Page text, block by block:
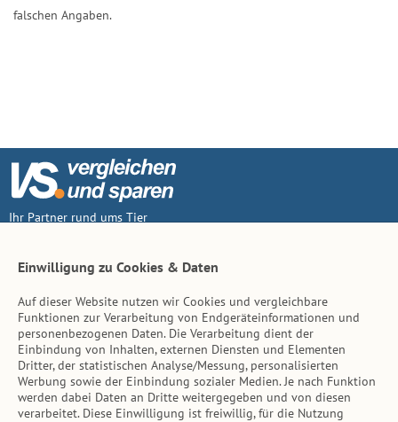
falschen Angaben.
Ihr Partner rund ums Tier
Inhalt
Tierarzt-Suche
Hinweise
Einwilligung zu Cookies & Daten
Auf dieser Website nutzen wir Cookies und vergleichbare
Funktionen zur Verarbeitung von Endgeräteinformationen und
personenbezogenen Daten. Die Verarbeitung dient der
Einbindung von Inhalten, externen Diensten und Elementen
Dritter, der statistischen Analyse/Messung, personalisierten
Werbung sowie der Einbindung sozialer Medien. Je nach Funktion
werden dabei Daten an Dritte weitergegeben und von diesen
verarbeitet. Diese Einwilligung ist freiwillig, für die Nutzung